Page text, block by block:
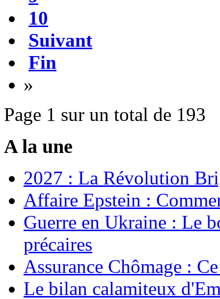
10
Suivant
Fin
»
Page 1 sur un total de 193
A la une
2027 : La Révolution
Affaire Epstein :
Guerre en Ukraine : Le
précaires
Assurance Chômage :
Le bilan calamiteux